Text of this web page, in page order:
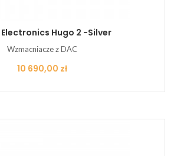
Hugo 2 -silver
Wzmacniacze z DAC
Cena
10 690,00 zł